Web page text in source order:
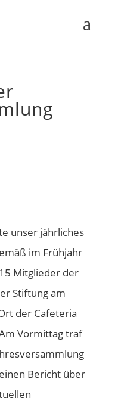
unser jährliches
im Frühjahr
Mitglieder der
Stiftung am
der Cafeteria
Vormittag traf
Bericht über